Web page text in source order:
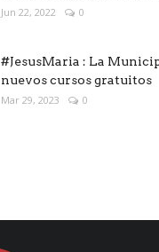
Jun 22, 2022 0
#JesusMaria : La
nuevos cursos gratuitos
Mar 29, 2023 0